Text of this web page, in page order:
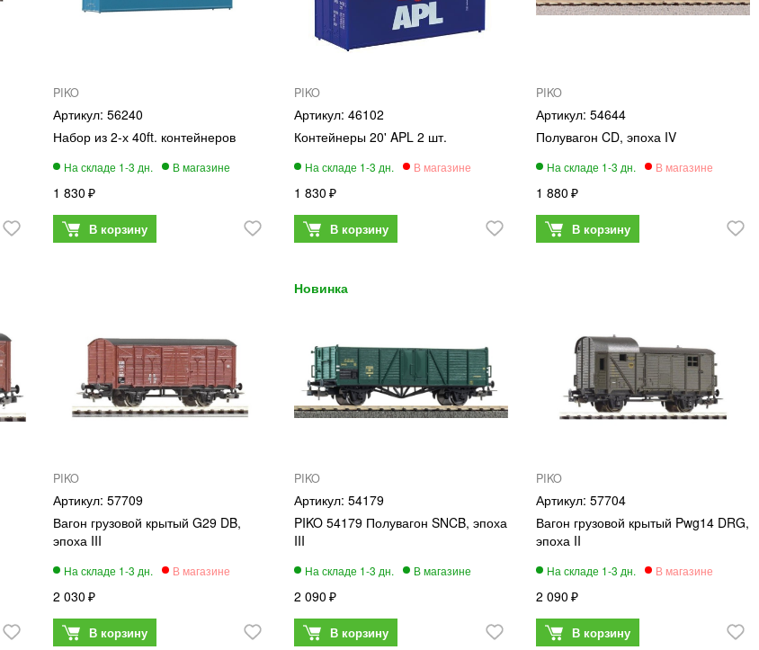
PIKO
56240
Набор из 2-х 40ft. контейнеров
1 830
PIKO
46102
Контейнеры 20' APL 2 шт.
1 830
PIKO
54644
Полувагон CD, эпоха IV
1 880
PIKO
57709
Вагон грузовой крытый G29 DB,
эпоха III
2 030
PIKO
54179
PIKO 54179 Полувагон SNCB, эпоха
III
2 090
PIKO
57704
Вагон грузовой крытый Pwg14 DRG,
эпоха II
2 090